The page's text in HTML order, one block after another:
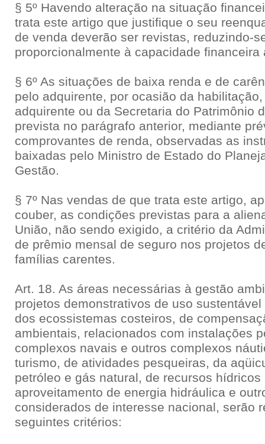
§ 5º Havendo alteração na situação
trata este artigo que justifique o seu
de venda deverão ser revistas, reduzindo-
proporcionalmente à capacidade financeira
§ 6º As situações de baixa renda e de
pelo adquirente, por ocasião da
adquirente ou da Secretaria do Patrimônio
prevista no parágrafo anterior, mediante
comprovantes de renda, observadas as
baixadas pelo Ministro de Estado do
Gestão.
§ 7º Nas vendas de que trata este artigo,
couber, as condições previstas para a
União, não sendo exigido, a critério da
de prêmio mensal de seguro nos projetos
famílias carentes.
Art. 18. As áreas necessárias à gestão
projetos demonstrativos de uso
dos ecossistemas costeiros, de
ambientais, relacionados com instalações
complexos navais e outros complexos
turismo, de atividades pesqueiras, da
petróleo e gás natural, de recursos hídricos
aproveitamento de energia hidráulica e
considerados de interesse nacional, serão
seguintes critérios: